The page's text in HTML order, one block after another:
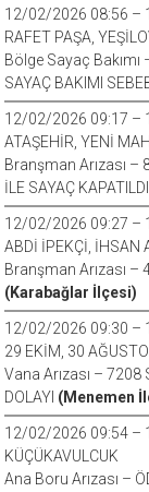
12/02/2026 08:56 –
RAFET PAŞA,
Bölge Sayaç Bakımı
SAYAÇ BAKIMI
12/02/2026 09:17 –
ATAŞEHİR, YENİ
Branşman Arızası –
İLE SAYAÇ
12/02/2026 09:27 –
ABDİ İPEKÇİ, İHSAN
Branşman Arızası –
(Karabağlar İlçesi)
12/02/2026 09:30 –
29 EKİM, 30
Vana Arızası – 7208
DOLAYI (Menemen
12/02/2026 09:54 –
KÜÇÜKAVULCUK
Ana Boru Arızası –